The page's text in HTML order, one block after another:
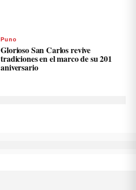
Puno
Glorioso San Carlos revive
tradiciones en el marco de su 201
aniversario